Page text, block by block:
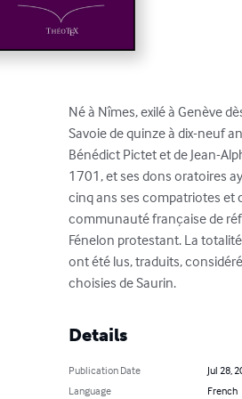
Né à Nîmes, exilé à Genève
Savoie de quinze à dix-neuf
Bénédict Pictet et de Jean-
1701, et ses dons oratoires
cinq ans ses compatriotes et
communauté française de
Fénelon protestant. La
ont été lus, traduits,
choisies de Saurin.
Details
Publication Date
Jul 28,
Language
French